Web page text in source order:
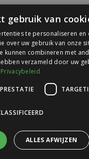
gebruik van
te personaliseren en
over uw gebruik van onze
kunnen combineren met
verzameld door uw
Privacybeleid
PRESTATIE
ALLES AFWIJZEN